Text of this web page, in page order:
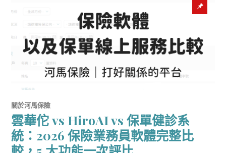
Sticky
關於河馬保險
雲華佗 vs HiroAI vs 保單健診系
統：2026 保險業務員軟體完整比